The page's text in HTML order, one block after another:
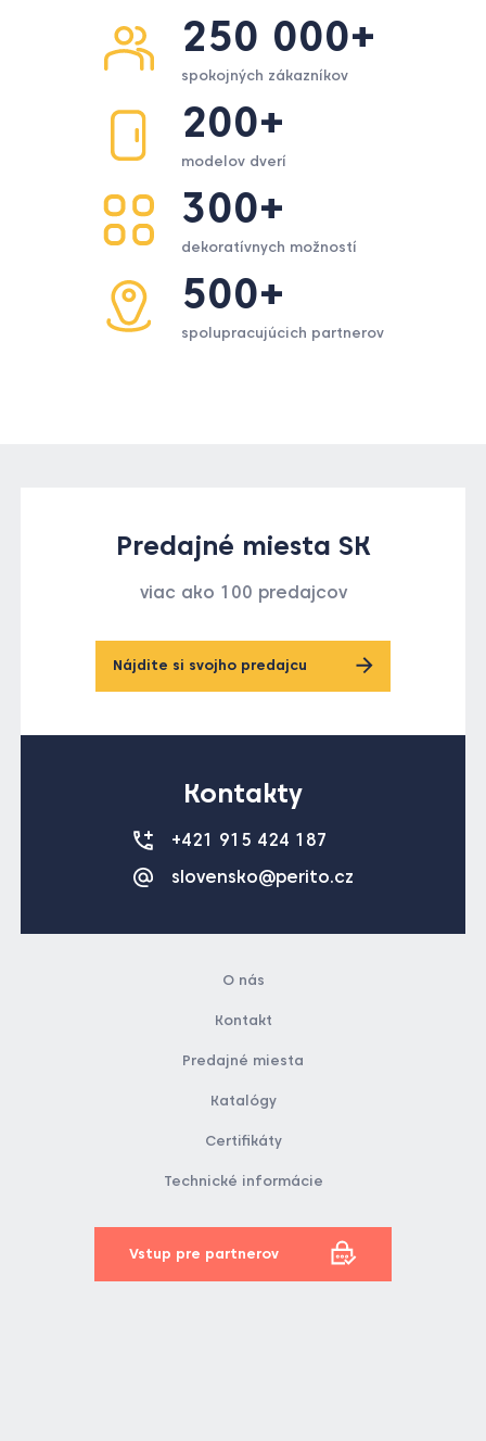
250 000+
spokojných zákazníkov
200+
modelov dverí
300+
dekoratívnych možností
500+
spolupracujúcich partnerov
Predajné miesta SK
viac ako 100 predajcov
Nájdite si svojho predajcu
Kontakty
+421 915 424 187
slovensko@perito.cz
O nás
Kontakt
Predajné miesta
Katalógy
Certifikáty
Technické informácie
Vstup pre partnerov